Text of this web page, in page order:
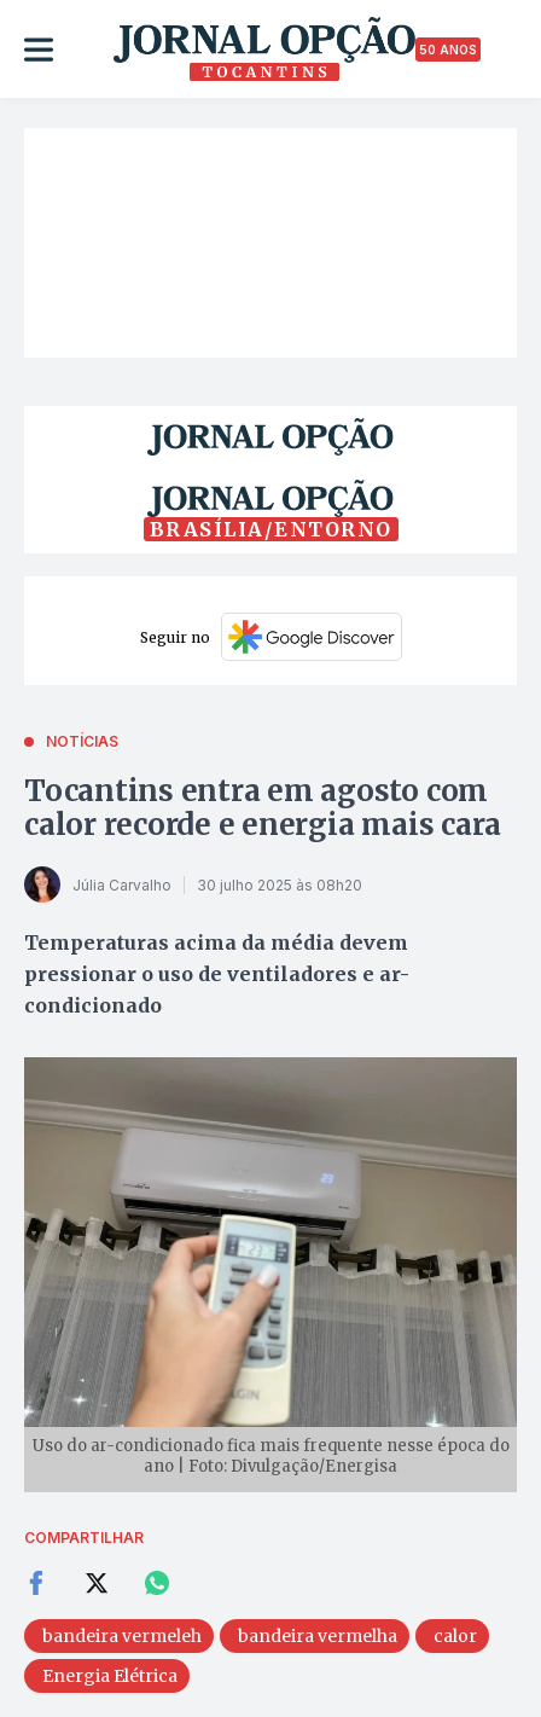
50 ANOS
BRASÍLIA/ENTORNO
Seguir no
NOTÍCIAS
Tocantins entra em agosto com
calor recorde e energia mais cara
Júlia Carvalho 30 julho 2025 às 08h20
Temperaturas acima da média devem
pressionar o uso de ventiladores e ar-
condicionado
Uso do ar-condicionado fica mais frequente nesse época do
ano | Foto: Divulgação/Energisa
COMPARTILHAR
bandeira vermeleh bandeira vermelha
calor
Energia Elétrica